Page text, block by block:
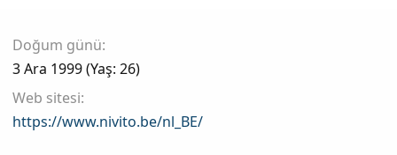
Doğum günü
3 Ara 1999 (Yaş: 26)
Web sitesi
https://www.nivito.be/nl_BE/